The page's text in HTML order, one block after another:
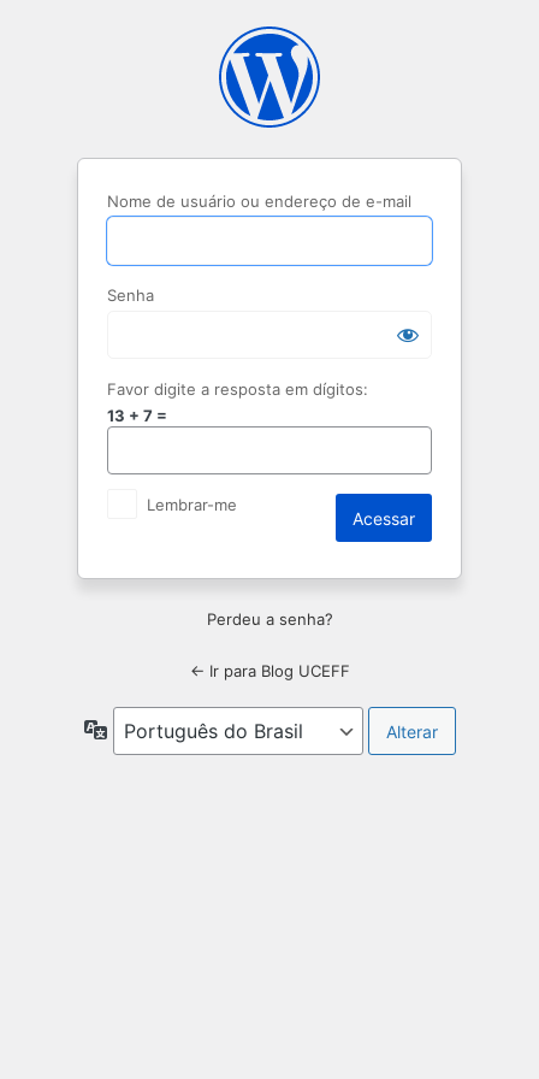
Nome de usuário ou endereço de e-mail
Senha
Favor digite a resposta em dígitos:
13 + 7 =
Lembrar-me
Perdeu a senha?
← Ir para Blog UCEFF
Idioma